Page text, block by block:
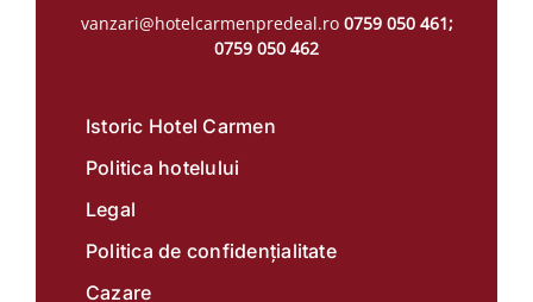
vanzari@hotelcarmenpredeal.ro 0759 050 461;
0759 050 462
Istoric Hotel Carmen
Politica hotelului
Legal
Politica de confidențialitate
Cazare